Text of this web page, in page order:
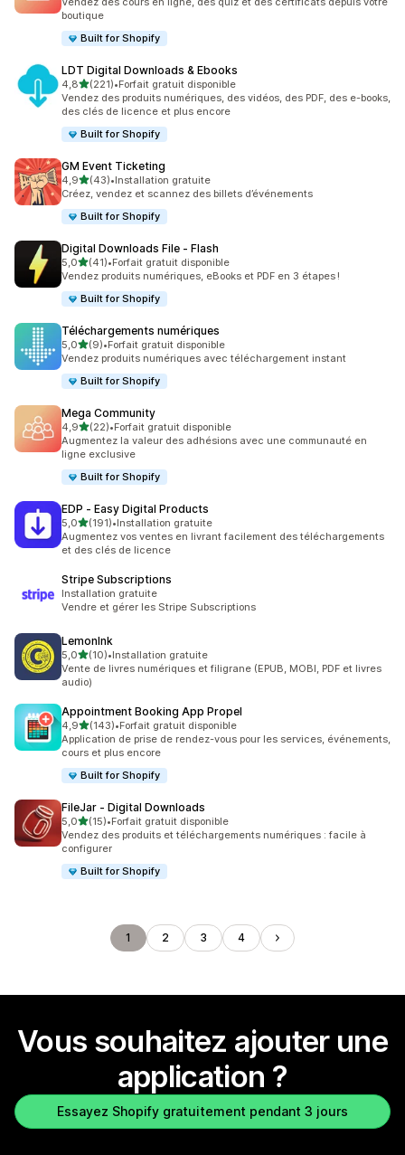
boutique
Built for Shopify
LDT Digital Downloads & Ebooks
4,8étoile(s) sur 5
(221)
221 avis au total
•Forfait gratuit disponible
Vendez des produits numériques, des vidéos, des PDF, des e-books,
des clés de licence et plus encore
Built for Shopify
GM Event Ticketing
4,9étoile(s) sur 5
(43)
43 avis au total
•Installation gratuite
Créez, vendez et scannez des billets d’événements
Built for Shopify
Digital Downloads File ‑ Flash
5,0étoile(s) sur 5
(41)
41 avis au total
•Forfait gratuit disponible
Vendez produits numériques, eBooks et PDF en 3 étapes !
Built for Shopify
Téléchargements numériques
5,0étoile(s) sur 5
(9)
9 avis au total
•Forfait gratuit disponible
Vendez produits numériques avec téléchargement instant
Built for Shopify
Mega Community
4,9étoile(s) sur 5
(22)
22 avis au total
•Forfait gratuit disponible
Augmentez la valeur des adhésions avec une communauté en
ligne exclusive
Built for Shopify
EDP ‑ Easy Digital Products
5,0étoile(s) sur 5
(191)
191 avis au total
•Installation gratuite
Augmentez vos ventes en livrant facilement des téléchargements
et des clés de licence
Stripe Subscriptions
Installation gratuite
Vendre et gérer les Stripe Subscriptions
LemonInk
5,0étoile(s) sur 5
(10)
10 avis au total
•Installation gratuite
Vente de livres numériques et filigrane (EPUB, MOBI, PDF et livres
audio)
Appointment Booking App Propel
4,9étoile(s) sur 5
(143)
143 avis au total
•Forfait gratuit disponible
Application de prise de rendez-vous pour les services, événements,
cours et plus encore
Built for Shopify
FileJar ‑ Digital Downloads
5,0étoile(s) sur 5
(15)
15 avis au total
•Forfait gratuit disponible
Vendez des produits et téléchargements numériques : facile à
configurer
Built for Shopify
1 2 3 4
Vous souhaitez ajouter une
application ?
Essayez Shopify gratuitement pendant 3 jours